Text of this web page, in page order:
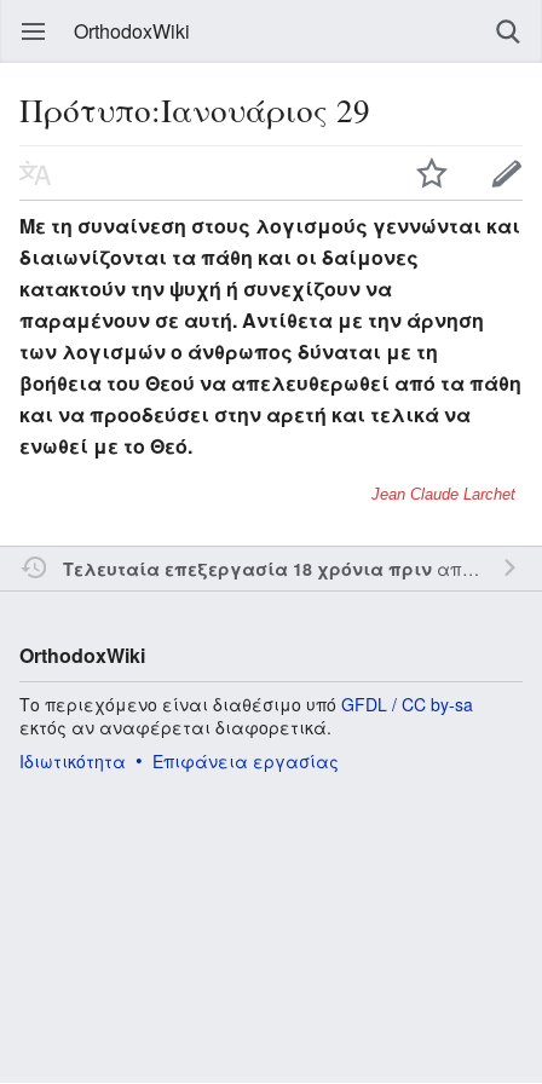
OrthodoxWiki
Πρότυπο:Ιανουάριος 29
Με τη συναίνεση στους λογισμούς γεννώνται και
διαιωνίζονται τα πάθη και οι δαίμονες
κατακτούν την ψυχή ή συνεχίζουν να
παραμένουν σε αυτή. Αντίθετα με την άρνηση
των λογισμών ο άνθρωπος δύναται με τη
βοήθεια του Θεού να απελευθερωθεί από τα πάθη
και να προοδεύσει στην αρετή και τελικά να
ενωθεί με το Θεό.
Jean Claude Larchet
Τελευταία επεξεργασία 18 χρόνια πριναπό τον την
OrthodoxWiki
Το περιεχόμενο είναι διαθέσιμο υπό GFDL / CC by-sa
εκτός αν αναφέρεται διαφορετικά.
Ιδιωτικότητα
Επιφάνεια εργασίας